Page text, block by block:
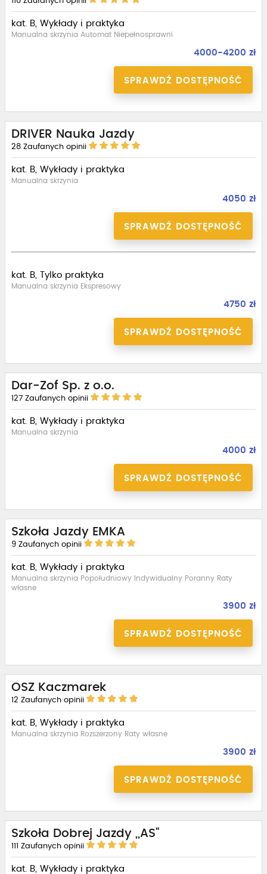
kat. B, Wykłady i praktyka
Manualna skrzynia Automat Niepełnosprawni
4000-4200 zł
SPRAWDŹ DOSTĘPNOŚĆ
DRIVER Nauka Jazdy
28 Zaufanych opinii
kat. B, Wykłady i praktyka
Manualna skrzynia
4050 zł
SPRAWDŹ DOSTĘPNOŚĆ
kat. B, Tylko praktyka
Manualna skrzynia Ekspresowy
4750 zł
SPRAWDŹ DOSTĘPNOŚĆ
Dar-Zof Sp. z o.o.
127 Zaufanych opinii
kat. B, Wykłady i praktyka
Manualna skrzynia
4000 zł
SPRAWDŹ DOSTĘPNOŚĆ
Szkoła Jazdy EMKA
9 Zaufanych opinii
kat. B, Wykłady i praktyka
Manualna skrzynia Popołudniowy Indywidualny Poranny Raty
własne
3900 zł
SPRAWDŹ DOSTĘPNOŚĆ
OSZ Kaczmarek
12 Zaufanych opinii
kat. B, Wykłady i praktyka
Manualna skrzynia Rozszerzony Raty własne
3900 zł
SPRAWDŹ DOSTĘPNOŚĆ
Szkoła Dobrej Jazdy ,,AS"
111 Zaufanych opinii
kat. B, Wykłady i praktyka